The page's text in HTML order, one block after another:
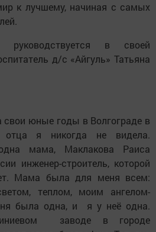
к лучшему, начиная с самых
руководствуется в своей
д/с «Айгуль» Татьяна
свои юные годы в Волгограде в
отца я никогда не видела.
мама, Маклакова Раиса
инженер-строитель, которой
Мама была для меня всем:
теплом, моим ангелом-
была одна, и я у неё одна.
заводе в городе